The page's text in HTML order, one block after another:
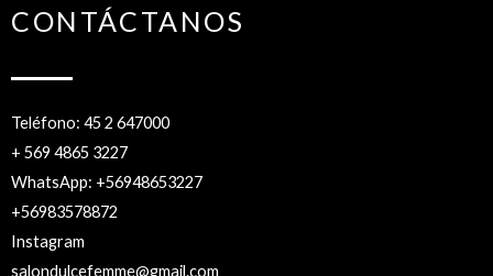
CONTÁCTANOS
Teléfono: 45 2 647000
+ 569 4865 3227
WhatsApp: +56948653227
+56983578872
Instagram
salondulcefemme@gmail.com